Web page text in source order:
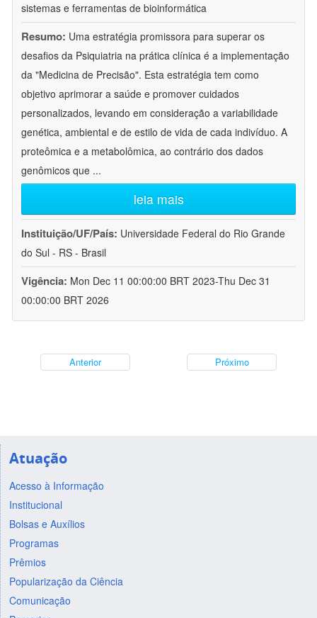
sistemas e ferramentas de bioinformática
Resumo: Uma estratégia promissora para superar os
desafios da Psiquiatria na prática clínica é a implementação
da "Medicina de Precisão". Esta estratégia tem como
objetivo aprimorar a saúde e promover cuidados
personalizados, levando em consideração a variabilidade
genética, ambiental e de estilo de vida de cada indivíduo. A
proteômica e a metabolômica, ao contrário dos dados
genômicos que ...
leia mais
Instituição/UF/País: Universidade Federal do Rio Grande
do Sul - RS - Brasil
Vigência: Mon Dec 11 00:00:00 BRT 2023-Thu Dec 31
00:00:00 BRT 2026
Anterior Próximo
Atuação
Acesso à Informação
Institucional
Bolsas e Auxílios
Programas
Prêmios
Popularização da Ciência
Comunicação